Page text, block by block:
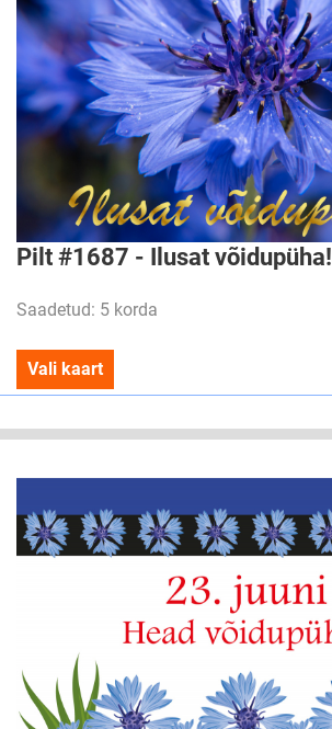
Pilt #1687 - Ilusat võidupüha!
Saadetud: 5 korda
Vali kaart